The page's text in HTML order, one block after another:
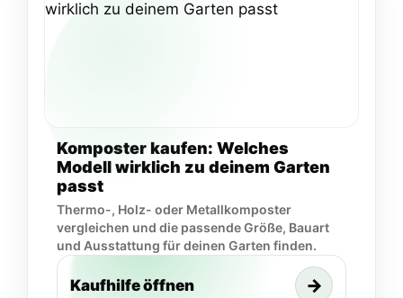
Komposter kaufen: Welches
Modell wirklich zu deinem Garten
passt
Thermo-, Holz- oder Metallkomposter
vergleichen und die passende Größe, Bauart
und Ausstattung für deinen Garten finden.
Kaufhilfe öffnen →